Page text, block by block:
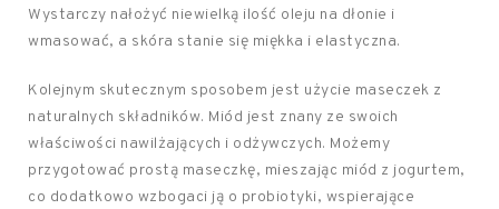
Wystarczy nałożyć niewielką ilość oleju na dłonie i
wmasować, a skóra stanie się miękka i elastyczna.
Kolejnym skutecznym sposobem jest użycie maseczek z
naturalnych składników. Miód jest znany ze swoich
właściwości nawilżających i odżywczych. Możemy
przygotować prostą maseczkę, mieszając miód z jogurtem,
co dodatkowo wzbogaci ją o probiotyki, wspierające